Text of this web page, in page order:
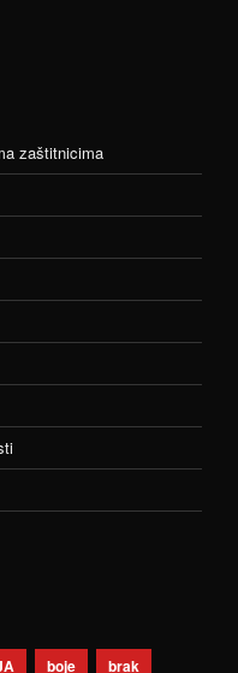
zaštitnicima
boje
brak